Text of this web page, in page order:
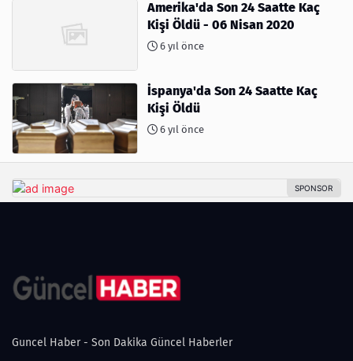
Amerika'da Son 24 Saatte Kaç
Kişi Öldü - 06 Nisan 2020
6 yıl önce
İspanya'da Son 24 Saatte Kaç
Kişi Öldü
6 yıl önce
Guncel Haber - Son Dakika Güncel Haberler